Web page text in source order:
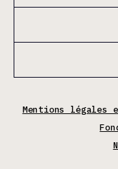
Mentions